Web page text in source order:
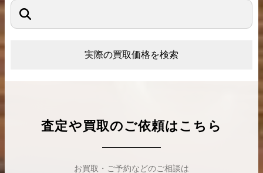
実際の買取価格を検索
査定や買取のご依頼はこちら
お買取・ご予約などのご相談は